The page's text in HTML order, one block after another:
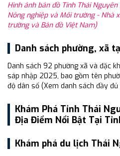
Hình ảnh bản đồ Tỉnh Thái
Nông nghiệp và Môi trường - Nhà
trường và Bản đồ Việt Nam)
Danh sách phường, xã
Danh sách 92 phường xã và đặc
sáp nhập 2025, bao gồm tên
độ dân số (Xem danh sách đầy
Khám Phá Tỉnh Thái
Địa Điểm Nổi Bật Tại
Khám phá du lịch Thái